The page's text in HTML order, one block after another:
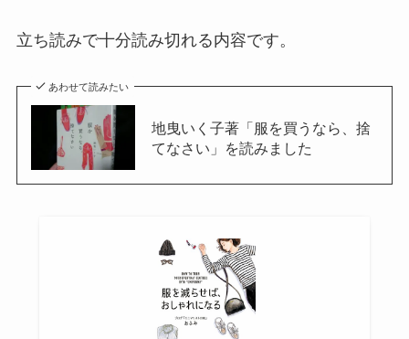
立ち読みで十分読み切れる内容です。
あわせて読みたい
地曳いく子著「服を買うなら、捨
てなさい」を読みました